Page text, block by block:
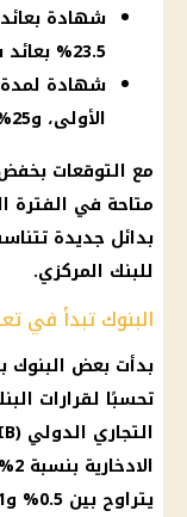
23.5% بعائد شهري).
الأولى، و25% في الثانية، و20% في الثالثة.
مع التوقعات
متاحة في الفترة
بدائل جديدة
للبنك المركزي.
البنوك تبدأ في
بدأت بعض البنوك
تحسبًا لقرارات
التجاري الدولي (CIB) بخفض الفائدة على بعض
الادخارية بنسبة 2%، كما خفض
يتراوح بين 0.5% و1%.